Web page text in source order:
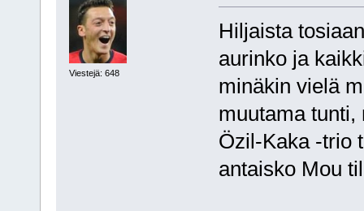
Viestejä: 648
Hiljaista
aurinko ja
minäkin vielä
muutama
Özil-Kaka -trio
antaisko Mou